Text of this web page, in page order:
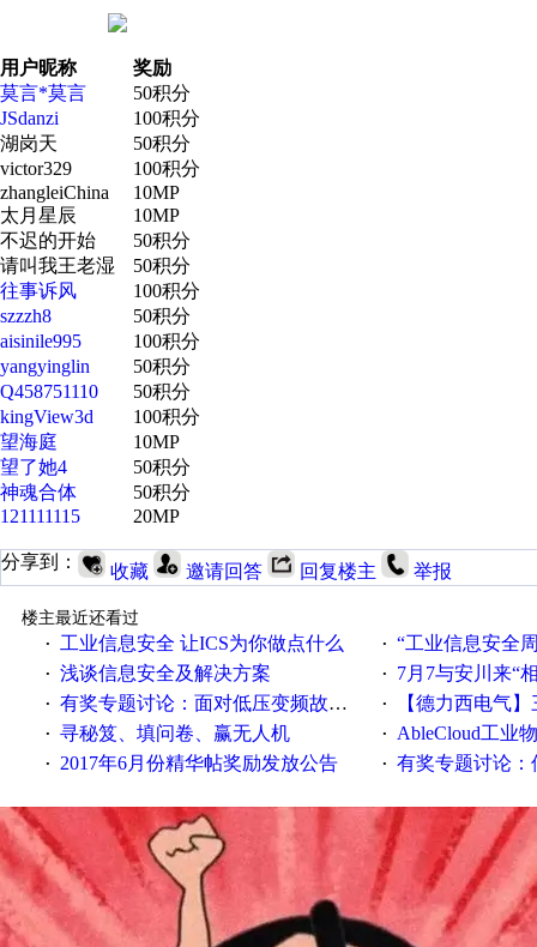
用户昵称
奖励
莫言*莫言
50积分
JSdanzi
100积分
湖岗天
50积分
victor329
100积分
zhangleiChina
10MP
太月星辰
10MP
不迟的开始
50积分
请叫我王老湿
50积分
往事诉风
100积分
szzzh8
50积分
aisinile995
100积分
yangyinglin
50积分
Q458751110
50积分
kingView3d
100积分
望海庭
10MP
望了她4
50积分
神魂合体
50积分
121111115
20MP
分享到： 收藏 邀请回答 回复楼主 举报
楼主最近还看过
·
工业信息安全 让ICS为你做点什么 · “工业信息安全周之我见”
· 浅谈信息安全及解决方案 · 7月7与安川来“
· 有奖专题讨论：面对低压变频故障，老手是这样解决的！ · 【德力西电气】三
· 寻秘笈、填问卷、赢无人机 · AbleCloud工业物联
· 2017年6月份精华帖奖励发放公告 · 有奖专题讨论：伺服选择